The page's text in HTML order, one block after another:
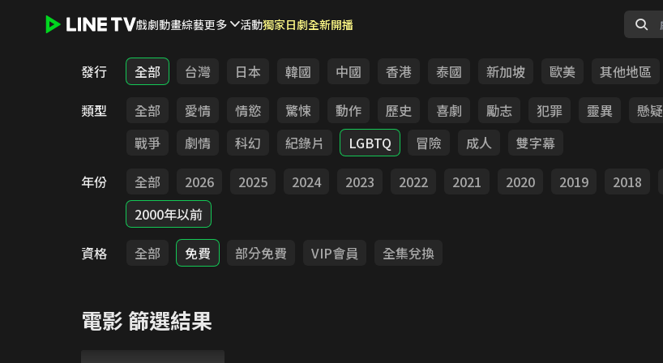
戲劇動畫綜藝更多 活動獨家日劇全新開播
發行 全部 台灣 日本 韓國 中國 香港 泰國 新加坡 歐美
其他地區
類型
全部 愛情 情慾 驚悚 動作 歷史 喜劇 勵志 犯罪 靈異 懸疑
戰爭
劇情 科幻 紀錄片 LGBTQ 冒險 成人
雙字幕
年份
全部 2026 2025 2024 2023 2022 2021 2020 2019 2018
2000年以前
資格
全部 免費 部分免費 VIP會員 全集兌換
電影 篩選結果